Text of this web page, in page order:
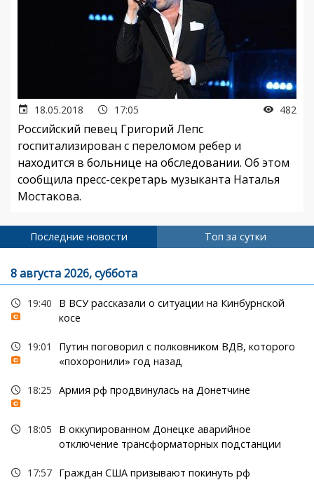
18.05.2018 17:05 482
Российский певец Григорий Лепс
госпитализирован с переломом ребер и
находится в больнице на обследовании. Об этом
сообщила пресс-секретарь музыканта Наталья
Мостакова.
Последние новости Топ за сутки
8 августа 2026, суббота
19:40
В ВСУ рассказали о ситуации на Кинбурнской
косе
19:01
Путин поговорил с полковником ВДВ, которого
«похоронили» год назад
18:25 Армия рф продвинулась на Донетчине
18:05
В оккупированном Донецке аварийное
отключение трансформаторных подстанции
17:57 Граждан США призывают покинуть рф